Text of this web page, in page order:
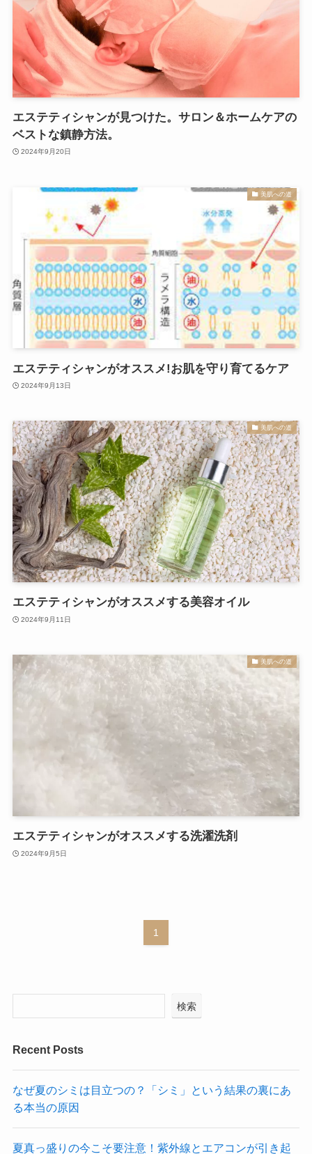
エステティシャンが見つけた。サロン＆ホームケアの
ベストな鎮静方法。
2024年9月20日
美肌への道
エステティシャンがオススメ!お肌を守り育てるケア
2024年9月13日
美肌への道
エステティシャンがオススメする美容オイル
2024年9月11日
美肌への道
エステティシャンがオススメする洗濯洗剤
2024年9月5日
1
検索
Recent Posts
なぜ夏のシミは目立つの？「シミ」という結果の裏にあ
る本当の原因
夏真っ盛りの今こそ要注意！紫外線とエアコンが引き起